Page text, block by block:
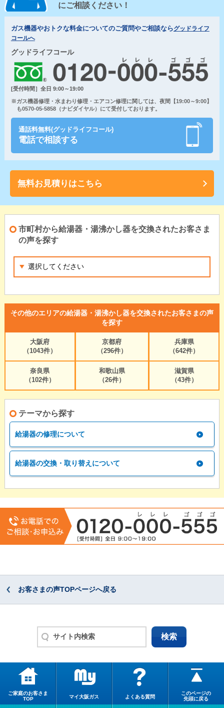
にご相談ください！
ガス機器やおトクな料金についてのご質問やご相談ならグッドライフ
コールへ
グッドライフコール
[受付時間］全日 9:00～19:00
※ガス機器修理・水まわり修理・エアコン修理に関しては、夜間【19:00～9:00】
も0570-05-5858（ナビダイヤル）にて受付しております。
通話料無料(グッドライフコール)
電話で相談する
無料お見積りはこちら
市町村から給湯器・湯沸かし器を交換されたお客さま
の声を探す
その他のエリアの給湯器・湯沸かし器を交換されたお客さまの声
を探す
大阪府
（1043件）
京都府
（296件）
兵庫県
（642件）
奈良県
（102件）
和歌山県
（26件）
滋賀県
（43件）
テーマから探す
給湯器の修理について
給湯器の交換・取り替えについて
お客さまの声TOPページへ戻る
ご家庭のお客さま
TOP
マイ大阪ガス よくある質問
このページの
先頭に戻る